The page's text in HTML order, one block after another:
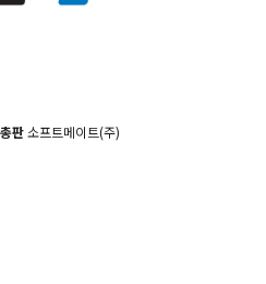
판소프트메이트(주)